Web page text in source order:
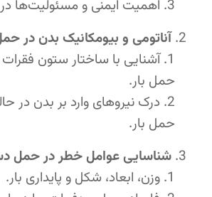
اهمیت ایمنی و مسئولیت‌ها در
آناتومی و بیومکانیک بدن در
آشنایی با ساختار ستون
حمل بار.
درک نیروهای وارد بر بدن در
حمل بار.
شناسایی عوامل خطر در حمل
وزن، ابعاد، شکل و پایداری بار.